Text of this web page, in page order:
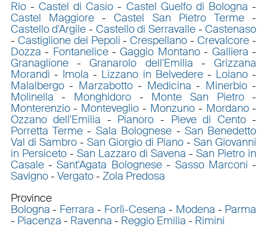
Rio- Castel di Casio - Castel Guelfo di Bologna -
Castel Maggiore-Castel San Pietro Terme -
Castello d'Argile - Castello di Serravalle -Castenaso
- Castiglione dei Pepoli -Crespellano -Crevalcore -
Dozza - Fontanelice-Gaggio Montano- Galliera -
Granaglione-Granarolo dell'Emilia -Grizzana
Morandi - Imola - Lizzano in Belvedere- Loiano -
Malalbergo- Marzabotto- Medicina - Minerbio-
Molinella - Monghidoro- Monte San Pietro-
Monterenzio- Monteveglio - Monzuno- Mordano-
Ozzano dell'Emilia - Pianoro - Pieve di Cento-
Porretta Terme- Sala Bolognese -San Benedetto
Val di Sambro- San Giorgio di Piano -San Giovanni
in Persiceto- San Lazzaro di Savena -San Pietro in
Casale-Sant'Agata Bolognese- Sasso Marconi -
Savigno- Vergato- Zola Predosa
Province
Bologna - Ferrara - Forlì-Cesena - Modena - Parma
- Piacenza - Ravenna - Reggio Emilia - Rimini